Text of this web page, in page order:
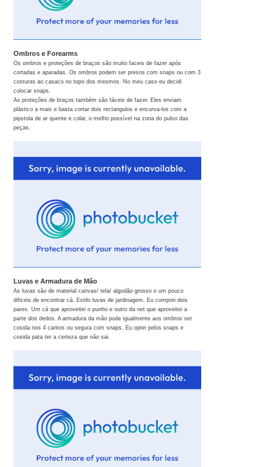
Ombros e Forearms
Os ombros e proteções de braços são muito faceis de fazer após
cortadas e aparadas. Os ombros podem ser presos com snaps ou com 3
costuras ao casaco no topo dos mesmos. No meu caso eu decidi
colocar snaps.
As proteções de braços também são fáceis de fazer. Eles enviam
plástico a mais e basta cortar dois rectangulos e encurva-los com a
pipstola de ar quente e colar, o melho possível na zona do pulso das
peças.
Luvas e Armadura de Mão
As luvas são de material canvas/ tela/ algodão grosso e um pouco
dificeis de encontrar cá. Estilo luvas de jardinagem. Eu comprei dois
pares. Um cá que aproveitei o punho e outro da net que aproveitei a
parte dos dedos. A armadura da mão pode igualmente aos ombros ser
cosida nos 4 cantos ou segura com snaps. Eu optei pelos snaps e
cosida pata ter a certeza que não sai.